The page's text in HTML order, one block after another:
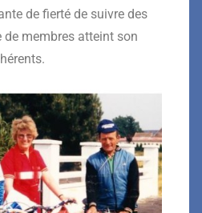
de fierté de suivre des
de membres atteint son